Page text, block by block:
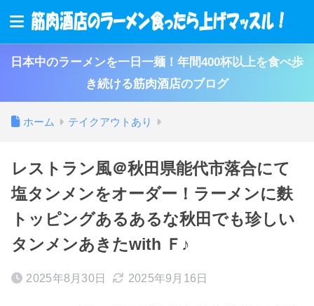
日本中のラーメンを一日一麺！年間400杯以上を食べ歩
き続ける筋肉酒店のブログ
ホーム テイクアウトあり
レストラン風＠秋田県能代市落合にて
塩タンメンをオーダー！ラーメンに麩
トッピングあるあるな秋田でも珍しい
タンメンあきたwith Ｆ♪
2025年8月30日 2025年9月16日